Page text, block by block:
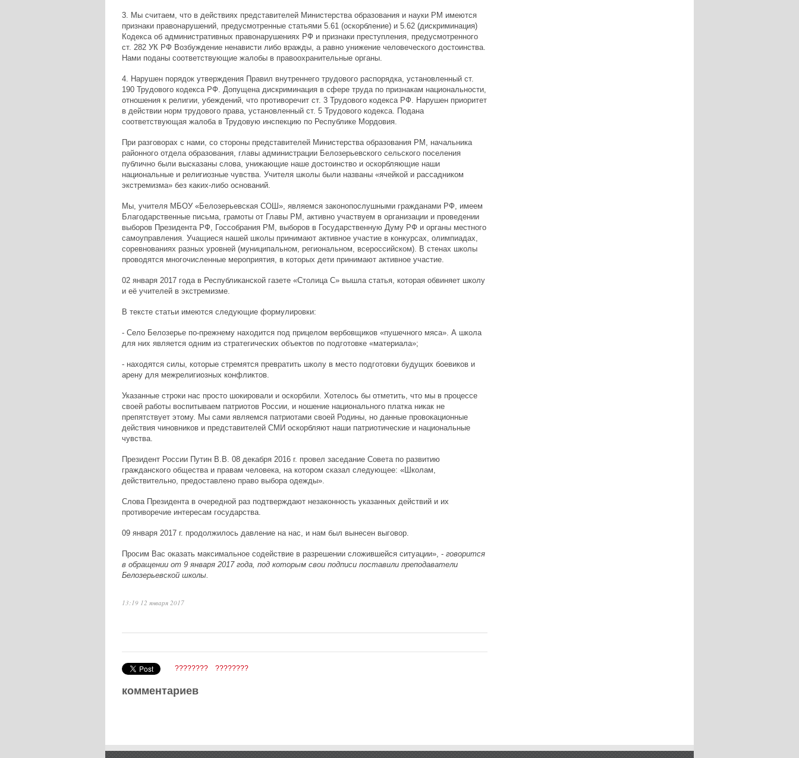
3. Мы считаем, что в действиях представителей Министерства образования и науки РМ имеются
признаки правонарушений, предусмотренные статьями 5.61 (оскорбление) и 5.62 (дискриминация)
Кодекса об административных правонарушениях РФ и признаки преступления, предусмотренного
ст. 282 УК РФ Возбуждение ненависти либо вражды, а равно унижение человеческого достоинства.
Нами поданы соответствующие жалобы в правоохранительные органы.
4. Нарушен порядок утверждения Правил внутреннего трудового распорядка, установленный ст.
190 Трудового кодекса РФ. Допущена дискриминация в сфере труда по признакам национальности,
отношения к религии, убеждений, что противоречит ст. 3 Трудового кодекса РФ. Нарушен приоритет
в действии норм трудового права, установленный ст. 5 Трудового кодекса. Подана
соответствующая жалоба в Трудовую инспекцию по Республике Мордовия.
При разговорах с нами, со стороны представителей Министерства образования РМ, начальника
районного отдела образования, главы администрации Белозерьевского сельского поселения
публично были высказаны слова, унижающие наше достоинство и оскорбляющие наши
национальные и религиозные чувства. Учителя школы были названы «ячейкой и рассадником
экстремизма» без каких-либо оснований.
Мы, учителя МБОУ «Белозерьевская СОШ», являемся законопослушными гражданами РФ, имеем
Благодарственные письма, грамоты от Главы РМ, активно участвуем в организации и проведении
выборов Президента РФ, Госсобрания РМ, выборов в Государственную Думу РФ и органы местного
самоуправления. Учащиеся нашей школы принимают активное участие в конкурсах, олимпиадах,
соревнованиях разных уровней (муниципальном, региональном, всероссийском). В стенах школы
проводятся многочисленные мероприятия, в которых дети принимают активное участие.
02 января 2017 года в Республиканской газете «Столица С» вышла статья, которая обвиняет школу
и её учителей в экстремизме.
В тексте статьи имеются следующие формулировки:
- Село Белозерье по-прежнему находится под прицелом вербовщиков «пушечного мяса». А школа
для них является одним из стратегических объектов по подготовке «материала»;
- находятся силы, которые стремятся превратить школу в место подготовки будущих боевиков и
арену для межрелигиозных конфликтов.
Указанные строки нас просто шокировали и оскорбили. Хотелось бы отметить, что мы в процессе
своей работы воспитываем патриотов России, и ношение национального платка никак не
препятствует этому. Мы сами являемся патриотами своей Родины, но данные провокационные
действия чиновников и представителей СМИ оскорбляют наши патриотические и национальные
чувства.
Президент России Путин В.В. 08 декабря 2016 г. провел заседание Совета по развитию
гражданского общества и правам человека, на котором сказал следующее: «Школам,
действительно, предоставлено право выбора одежды».
Слова Президента в очередной раз подтверждают незаконность указанных действий и их
противоречие интересам государства.
09 января 2017 г. продолжилось давление на нас, и нам был вынесен выговор.
Просим Вас оказать максимальное содействие в разрешении сложившейся ситуации», - говорится
в обращении от 9 января 2017 года, под которым свои подписи поставили преподаватели
Белозерьевской школы.
13:19 12 января 2017
???????? ????????
комментариев